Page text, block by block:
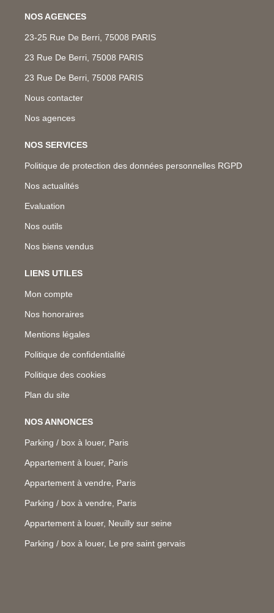
NOS AGENCES
23-25 Rue De Berri, 75008 PARIS
23 Rue De Berri, 75008 PARIS
23 Rue De Berri, 75008 PARIS
Nous contacter
Nos agences
NOS SERVICES
Politique de protection des données personnelles RGPD
Nos actualités
Evaluation
Nos outils
Nos biens vendus
LIENS UTILES
Mon compte
Nos honoraires
Mentions légales
Politique de confidentialité
Politique des cookies
Plan du site
NOS ANNONCES
Parking / box à louer, Paris
Appartement à louer, Paris
Appartement à vendre, Paris
Parking / box à vendre, Paris
Appartement à louer, Neuilly sur seine
Parking / box à louer, Le pre saint gervais